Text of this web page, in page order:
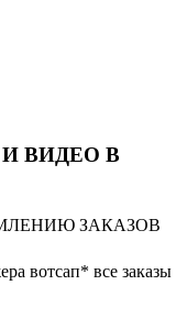
ВИДЕО В
ЗАКАЗОВ
вотсап* все заказы